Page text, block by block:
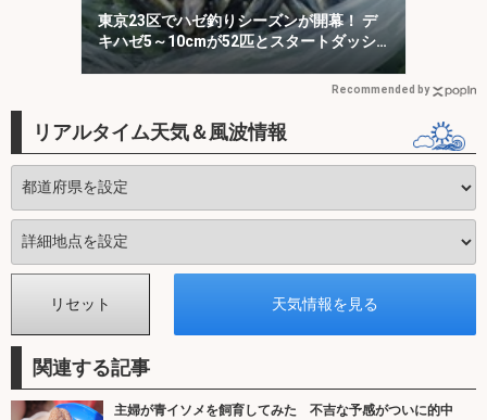
東京23区でハゼ釣りシーズンが開幕！ デ
キハゼ5～10cmが52匹とスタートダッシ
ュに成功
Recommended by
リアルタイム天気＆風波情報
関連する記事
主婦が青イソメを飼育してみた 不吉な予感がついに的中